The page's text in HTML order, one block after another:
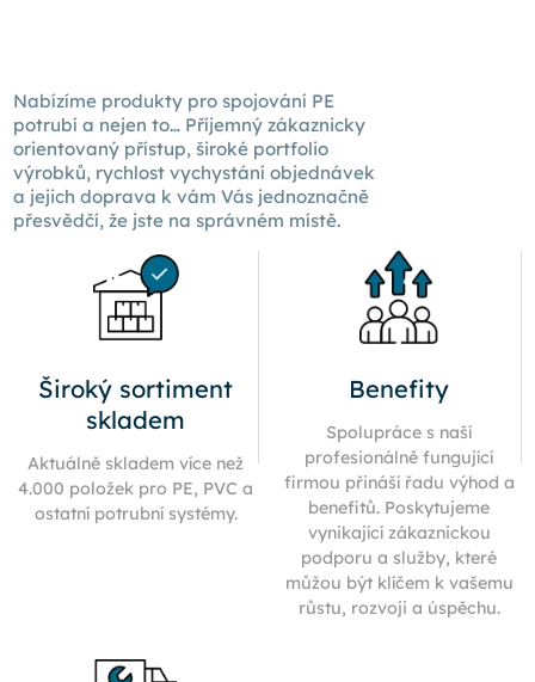
Nabízíme produkty pro spojování PE
potrubí a nejen to… Příjemný zákaznicky
orientovaný přístup, široké portfolio
výrobků, rychlost vychystání objednávek
a jejich doprava kvám Vás jednoznačně
přesvědčí, že jste na správném místě.
Široký sortiment
skladem
Aktuálně skladem více než
4.000 položek pro PE, PVC a
ostatní potrubní systémy.
Benefity
Spolupráce s naší
profesionálně fungující
firmou přináší řadu výhod a
benefitů. Poskytujeme
vynikající zákaznickou
podporu a služby, které
můžou být klíčem k vašemu
růstu, rozvoji a úspěchu.